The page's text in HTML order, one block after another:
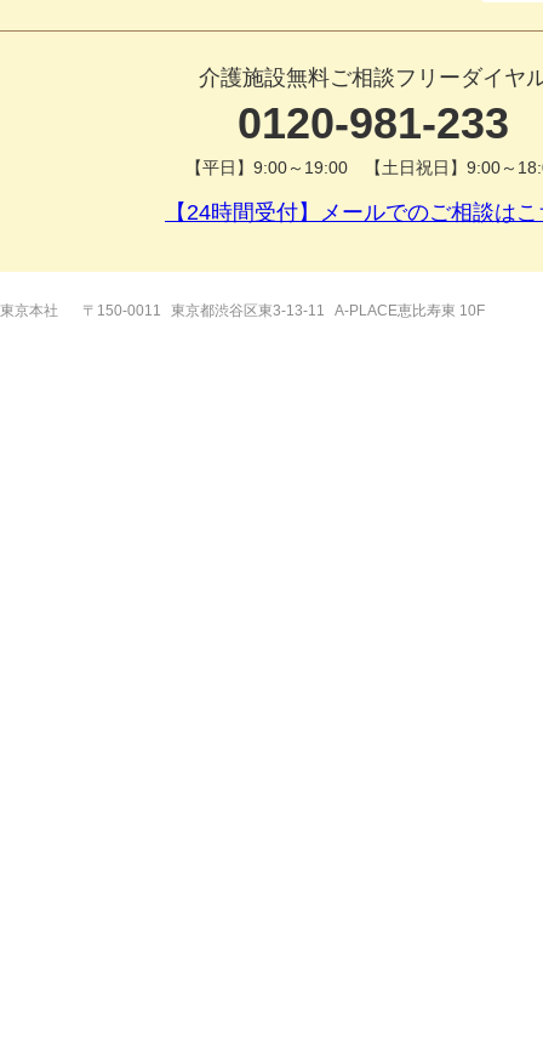
介護施設無料ご相談フリーダイヤ
0120-981-233
【平日】9:00～19:00 【土日祝日】9:00～
【24時間受付】メールでのご相談は
東京本社 〒150-0011 東京都渋谷区東3-13-11 A-PLACE恵比寿東 10F